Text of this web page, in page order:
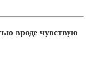
вроде чувствую